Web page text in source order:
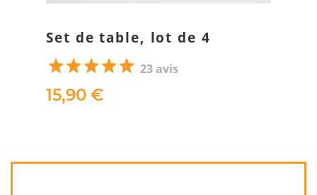
Set de table, lot de 4
23 avis
15,90 €